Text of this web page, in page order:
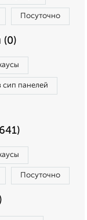
Посуточно
(0)
сип панелей
Посуточно